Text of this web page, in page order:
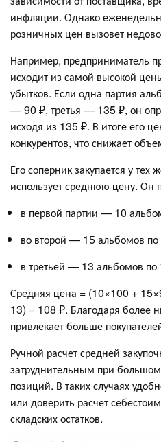
инфляции. Однако
розничных цен вызовет
Например, предприниматель
исходит из самой высокой
убытков. Если одна партия
— 90 ₽, третья — 135 ₽, он
исходя из 135 ₽. В итоге его
конкурентов, что снижает
Его соперник закупается у тех
использует среднюю цену. Он
в первой партии — 10
во второй — 15 альбомов
в третьей — 13 альбомов по
Средняя цена = (10×100 +
13) = 108 ₽. Благодаря более
привлекает больше
Ручной расчет средней
затруднительным при большом
позиций. В таких случаях
или доверить расчет
складских остатков.